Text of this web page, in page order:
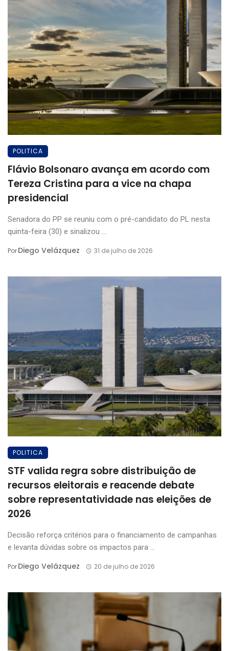
POLITICA
Flávio Bolsonaro avança em acordo com
Tereza Cristina para a vice na chapa
presidencial
Senadora do PP se reuniu com o pré-candidato do PL nesta
quinta-feira (30) e sinalizou ...
PorDiego Velázquez 31 de julho de 2026
POLITICA
STF valida regra sobre distribuição de
recursos eleitorais e reacende debate
sobre representatividade nas eleições de
2026
Decisão reforça critérios para o financiamento de campanhas
e levanta dúvidas sobre os impactos para ...
PorDiego Velázquez 20 de julho de 2026